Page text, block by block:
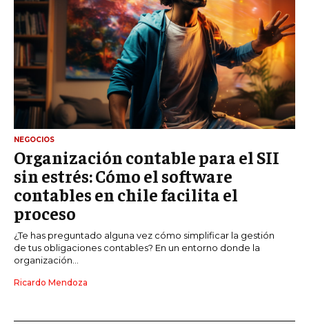
NEGOCIOS
Organización contable para el SII
sin estrés: Cómo el software
contables en chile facilita el
proceso
¿Te has preguntado alguna vez cómo simplificar la gestión
de tus obligaciones contables? En un entorno donde la
organización...
Ricardo Mendoza